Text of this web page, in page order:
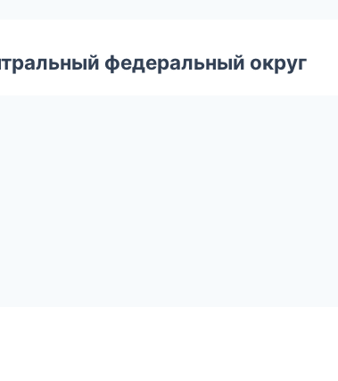
федеральный округ